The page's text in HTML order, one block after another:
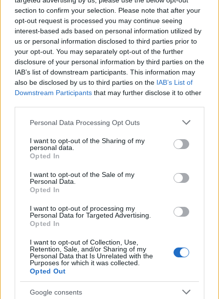
section to confirm your selection. Please note that after your
opt-out request is processed you may continue seeing
interest-based ads based on personal information utilized by
us or personal information disclosed to third parties prior to
your opt-out. You may separately opt-out of the further
disclosure of your personal information by third parties on the
IAB’s list of downstream participants. This information may
also be disclosed by us to third parties on the IAB’s List of
Downstream Participants that may further disclose it to other
Please note that this website/app uses one or more Google
not limited to your visit or usage behaviour. You may click to
grant or deny consent to Google and its third-party tags to
use your data for below specified purposes in below Google
consent section.
Personal Data Processing Opt Outs
I want to opt-out of the Sharing of my
personal data.
Opted In
I want to opt-out of the Sale of my
Personal Data.
Opted In
I want to opt-out of processing my
Personal Data for Targeted Advertising.
Opted In
I want to opt-out of Collection, Use,
Retention, Sale, and/or Sharing of my
Personal Data that Is Unrelated with the
Purposes for which it was collected.
Opted Out
Google consents
vagyis a Telefondoktor játékában. A napi teendők telefonon
való ügyintézéséből fakadó problémák és egyre
katasztrofálisabb helyzetek, egy nagy gonddal és jó sok
hazugsággal egyben tartott élet szinte romba dőlése
nemcsak nevettet, de el is gondolkoztat mindannyiunkat.
„Békés Dénes nem azért hazudozik, mert rossz ember,
nem lesz jó. Igyekezete, hogy megfeleljen, hogy ne okozzon
sebeket maga körül, hogy jobb hely legyen az ő apai-orvosi
ténykedésétől a világ, szerethetővé teszi, még akkor is, ha
nem őszinte. Aztán a vége felé a sarkára áll. Hős lesz, a szó
számomra nemes értelmében. Mindezek mellett, ami
annyira belebonyolódni a zűrzavaros cselekménybe, hogy ne
tegye oda magát, amikor kell neki. Óriási utazás volt
összeforrni vele ez alatt a tíz év alatt, és látni azt a
rengeteg nézőt, aki felismeri és szereti őt, mert a saját
vacakságait látja benne” – vallja a darabról Göttinger Pál.
A pergő dialogókból álló, végig szituatív előadás több mint